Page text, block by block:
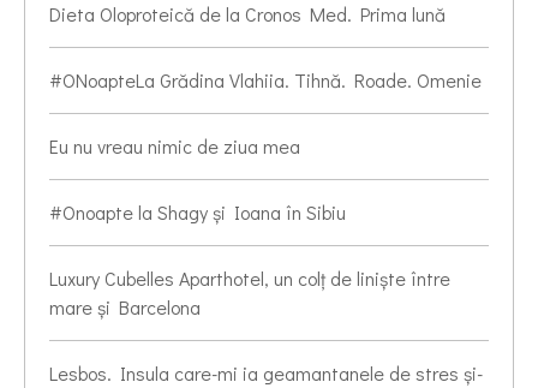
Dieta Oloproteică de la Cronos Med. Prima lună
#ONoapteLa Grădina Vlahiia. Tihnă. Roade. Omenie
Eu nu vreau nimic de ziua mea
#Onoapte la Shagy și Ioana în Sibiu
Luxury Cubelles Aparthotel, un colț de liniște între
mare și Barcelona
Lesbos. Insula care-mi ia geamantanele de stres și-